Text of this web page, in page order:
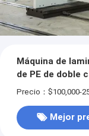
Máquina de
de PE de doble
Precio：$100,000-
Mejor